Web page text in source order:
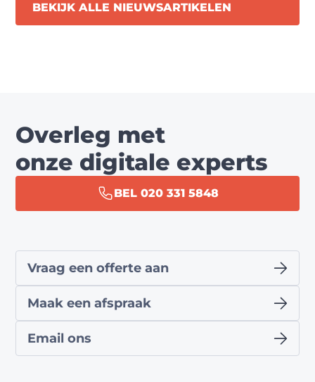
BEKIJK ALLE NIEUWSARTIKELEN
Overleg met
onze digitale experts
BEL 020 331 5848
Vraag een offerte aan
Maak een afspraak
Email ons